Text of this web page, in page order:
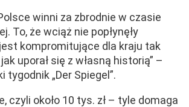
winni za zbrodnie w czasie
To, że wciąż nie popłynęły
kompromitujące dla kraju tak
uporał się z własną historią” –
tygodnik „Der Spiegel”.
czyli około 10 tys. zł – tyle domaga